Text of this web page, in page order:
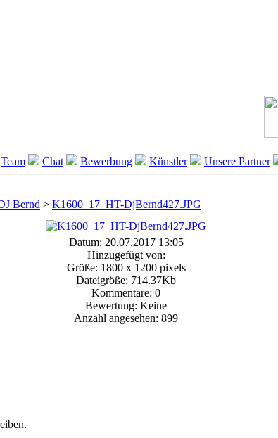
Team Chat Bewerbung Künstler Unsere Partner
Bernd > K1600_17_HT-DjBernd427.JPG
Datum: 20.07.2017 13:05
Hinzugefügt von:
Größe: 1800 x 1200 pixels
Dateigröße: 714.37Kb
Kommentare: 0
Bewertung: Keine
Anzahl angesehen: 899